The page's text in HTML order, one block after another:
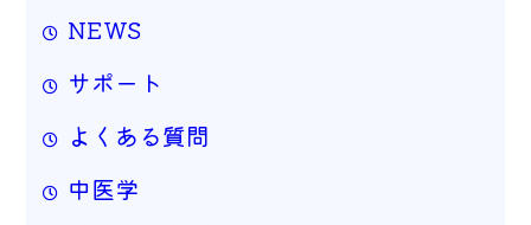
NEWS
サポート
よくある質問
中医学